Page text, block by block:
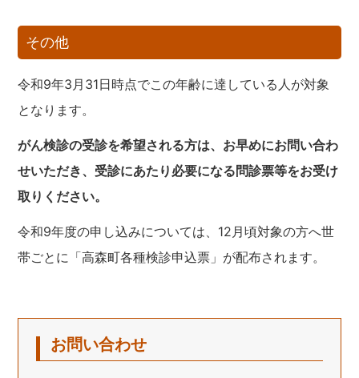
その他
令和9年3月31日時点でこの年齢に達している人が対象
となります。
がん検診の受診を希望される方は、お早めにお問い合わ
せいただき、受診にあたり必要になる問診票等をお受け
取りください。
令和9年度の申し込みについては、12月頃対象の方へ世
帯ごとに「高森町各種検診申込票」が配布されます。
お問い合わせ